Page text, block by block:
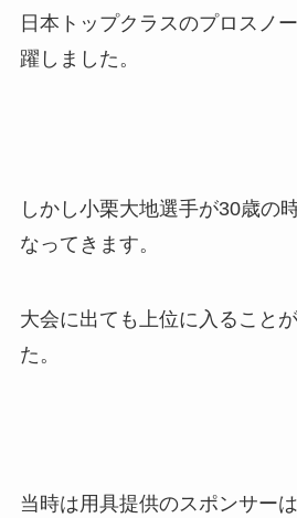
日本トップクラスのプロスノ
躍しました。
しかし小栗大地選手が30歳の
なってきます。
大会に出ても上位に入ること
た。
当時は用具提供のスポンサー